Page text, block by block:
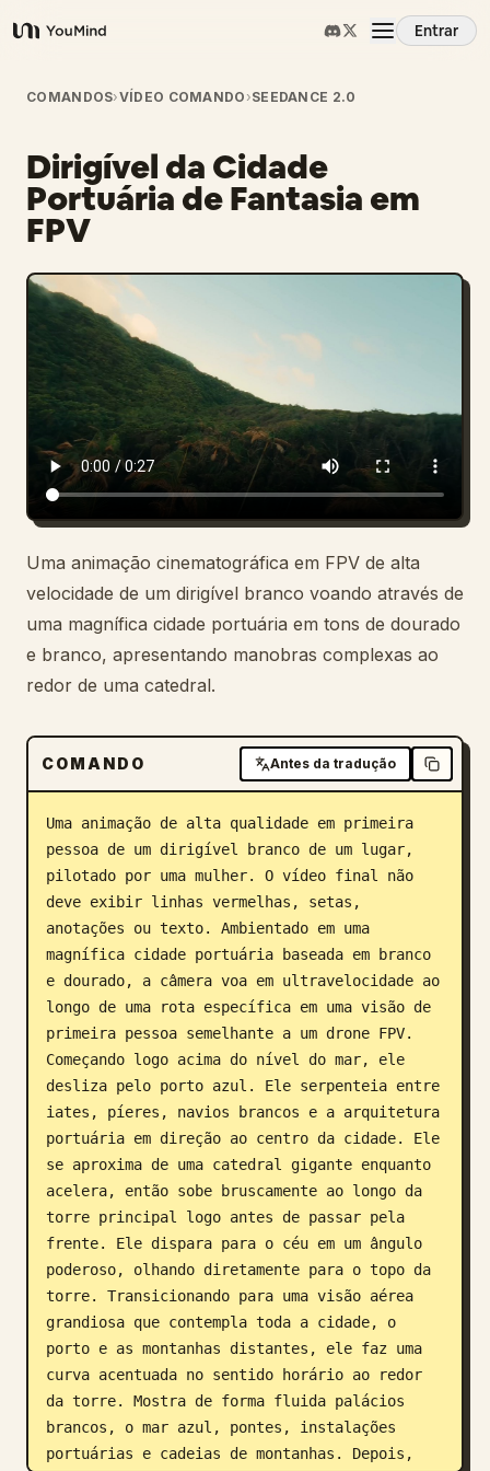
YouMind
Entrar
Visão Geral
Casos de Uso
Habilidades
Prompts
Preços
Baixar
Blog
Atualizações
COMANDOS›VÍDEO COMANDO ›SEEDANCE 2.0
Dirigível da Cidade
Portuária de Fantasia em
FPV
Uma animação cinematográfica em FPV de alta
velocidade de um dirigível branco voando através de
uma magnífica cidade portuária em tons de dourado
e branco, apresentando manobras complexas ao
redor de uma catedral.
COMANDO Antes da tradução
Uma animação de alta qualidade em primeira
pessoa de um dirigível branco de um lugar,
pilotado por uma mulher. O vídeo final não
deve exibir linhas vermelhas, setas,
anotações ou texto. Ambientado em uma
magnífica cidade portuária baseada em branco
e dourado, a câmera voa em ultravelocidade ao
longo de uma rota específica em uma visão de
primeira pessoa semelhante a um drone FPV.
Começando logo acima do nível do mar, ele
desliza pelo porto azul. Ele serpenteia entre
iates, píeres, navios brancos e a arquitetura
portuária em direção ao centro da cidade. Ele
se aproxima de uma catedral gigante enquanto
acelera, então sobe bruscamente ao longo da
torre principal logo antes de passar pela
frente. Ele dispara para o céu em um ângulo
poderoso, olhando diretamente para o topo da
torre. Transicionando para uma visão aérea
grandiosa que contempla toda a cidade, o
porto e as montanhas distantes, ele faz uma
curva acentuada no sentido horário ao redor
da torre. Mostra de forma fluida palácios
brancos, o mar azul, pontes, instalações
portuárias e cadeias de montanhas. Depois,